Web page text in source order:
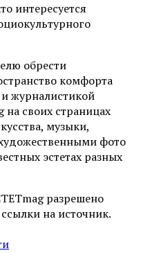
интересуется
обрести
комфорта
журналистикой
на своих страницах
музыки,
фото
эстетах разных
разрешено
на источник.